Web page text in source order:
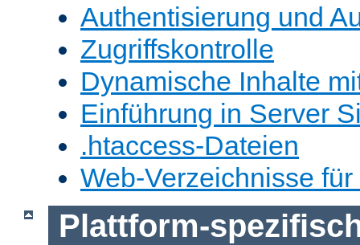
Authentisierung und
Zugriffskontrolle
Dynamische Inhalte
Einführung in Server
.htaccess-Dateien
Web-Verzeichnisse
Plattform-